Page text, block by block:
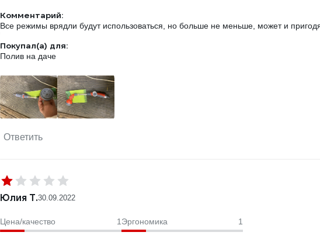
Комментарий:
Все режимы врядли будут использоваться, но больше не меньше, может и
Покупал(а) для:
Полив на даче
Ответить
Юлия Т.30.09.2022
Цена/качество 1 Эргономика 1